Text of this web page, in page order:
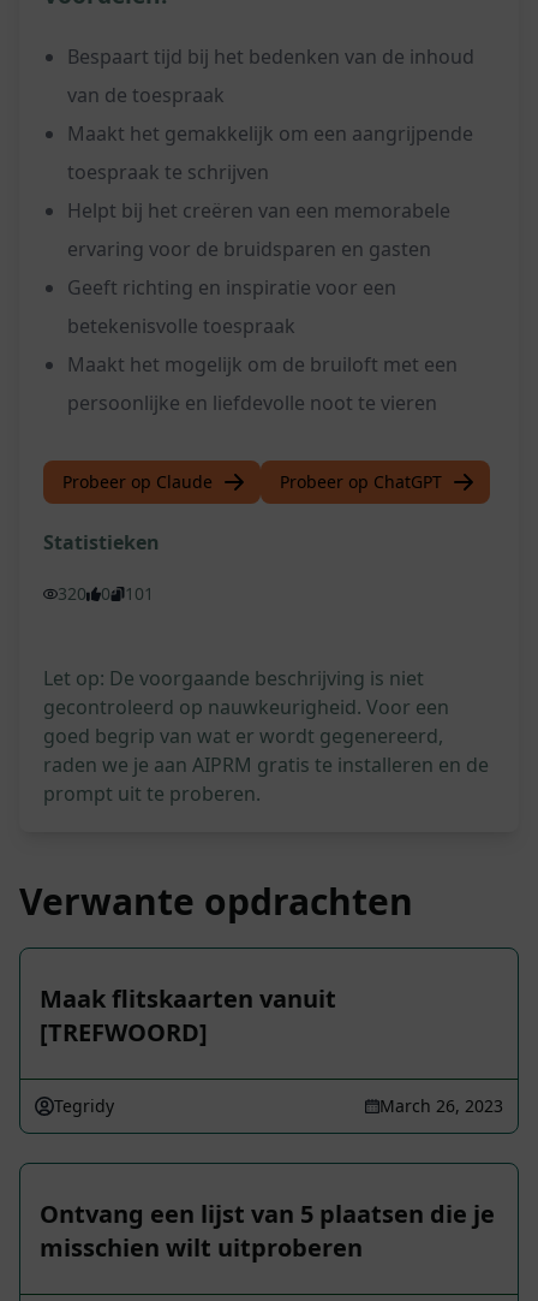
Bespaart tijd bij het bedenken van de inhoud
van de toespraak
Maakt het gemakkelijk om een aangrijpende
toespraak te schrijven
Helpt bij het creëren van een memorabele
ervaring voor de bruidsparen en gasten
Geeft richting en inspiratie voor een
betekenisvolle toespraak
Maakt het mogelijk om de bruiloft met een
persoonlijke en liefdevolle noot te vieren
Probeer op Claude Probeer op ChatGPT
Statistieken
320 0 101
Let op: De voorgaande beschrijving is niet
gecontroleerd op nauwkeurigheid. Voor een
goed begrip van wat er wordt gegenereerd,
raden we je aan AIPRM gratis te installeren en de
prompt uit te proberen.
Verwante opdrachten
Maak flitskaarten vanuit
[TREFWOORD]
Tegridy March 26, 2023
Ontvang een lijst van 5 plaatsen die je
misschien wilt uitproberen